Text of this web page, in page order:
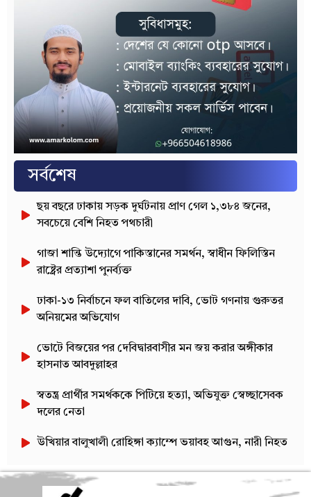
সর্বশেষ
ছয় বছরে ঢাকায় সড়ক দুর্ঘটনায় প্রাণ গেল ১,৩৮৪ জনের,
সবচেয়ে বেশি নিহত পথচারী
গাজা শান্তি উদ্যোগে পাকিস্তানের সমর্থন, স্বাধীন ফিলিস্তিন
রাষ্ট্রের প্রত্যাশা পুনর্ব্যক্ত
ঢাকা-১৩ নির্বাচনে ফল বাতিলের দাবি, ভোট গণনায় গুরুতর
অনিয়মের অভিযোগ
ভোটে বিজয়ের পর দেবিদ্বারবাসীর মন জয় করার অঙ্গীকার
হাসনাত আবদুল্লাহর
স্বতন্ত্র প্রার্থীর সমর্থককে পিটিয়ে হত্যা, অভিযুক্ত স্বেচ্ছাসেবক
দলের নেতা
উখিয়ার বালুখালী রোহিঙ্গা ক্যাম্পে ভয়াবহ আগুন, নারী নিহত